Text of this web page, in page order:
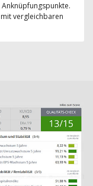
vergleichbaren